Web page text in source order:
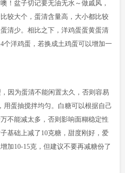
！盆子切记要无油无水～做戚风，
较大个，蛋清含量高，大小都比较
清少。相比之下，洋鸡蛋蛋黄蛋清
个洋鸡蛋，若换成土鸡蛋可以增加一
因为蛋清不能闲置太久，否则容易
用蛋抽搅拌均匀。白糖可以根据自己
不能减太多，否则影响面糊稳定性
基础上减了10克糖，甜度刚好，爱
加10-15克，但建议不要再减糖份了